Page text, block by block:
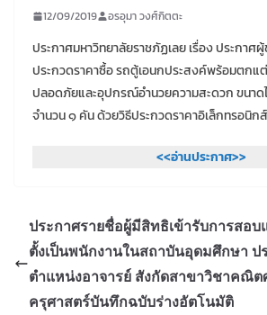
12/09/2019 อรอุมา วงศ์กิตตะ
ประกาศมหาวิทยาลัยราชภัฏเลย เรื่อง ประกาศ
ประกวดราคาซื้อ รถตู้เอนกประสงค์พร้อมตกแ
ปลอดภัยและอุปกรณ์อำนวยความสะดวก ขนา
จำนวน ๑ คัน ด้วยวิธีประกวดราคาอิเล็กทรอนิ
<<อ่านประกาศ>>
ประกาศรายชื่อผู้มีสิทธิเข้ารับการสอบ
ตั้งเป็นพนักงานในสถาบันอุดมศึกษา ป
ตำแหน่งอาจารย์ สังกัดสาขาวิชาคณิ
ครุศาสตร์บันทึกฉบับร่างอัตโนมัติ